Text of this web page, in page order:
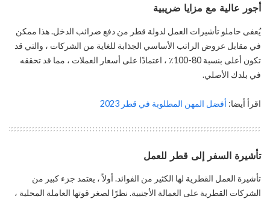
أجور عالية مع مزايا ضريبية
يُعفى حاملو تأشيرات العمل لدولة قطر من دفع ضرائب الدخل. هذا ممكن
في مقابل عروض الراتب الأساسي الجذابة للغاية من الشركات ، والتي قد
تكون أعلى بنسبة 80-100٪ ، اعتمادًا على أسعار العملات ، مما قد تحققه
في بلدك الأصلي.
اقرأ أيضا: أفضل المهن المطلوبة في قطر 2023
تأشيرة السفر إلى قطر للعمل
تأشيرة العمل القطرية لها الكثير من الفوائد. أولاً ، يعتمد جزء كبير من
الشركات القطرية على العمالة الأجنبية. نظرًا لصغر قوتها العاملة المحلية ،